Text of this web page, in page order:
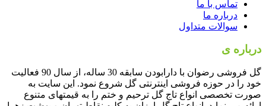
تماس با ما
درباره ما
سوالات متداول
درباره ی
گل فروشی رضوان با دارابودن سابقه 30 ساله، از سال 90 فعالیت
خود را در حوزه فروشی اینترنتی گل شروع نمود. این سایت به
صورت تخصصی انواع تاج گل ترحیم و ختم را به قیمتهای متنوع